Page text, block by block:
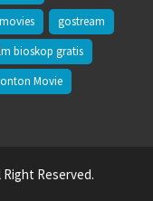
gostream
bioskop gratis
Movie
Right Reserved.